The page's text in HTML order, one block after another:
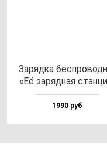
Заряд­ка
«Её за­ряд­ная
1990 руб